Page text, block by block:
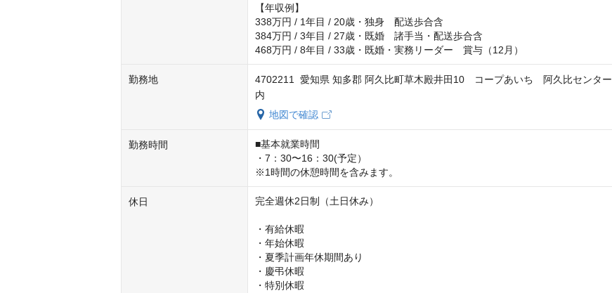
【年収例】
338万円 / 1年目 / 20歳・独身　配送歩合含
384万円 / 3年目 / 27歳・既婚　諸手当・配送歩合含
468万円 / 8年目 / 33歳・既婚・実務リーダー　賞与（12月）
勤務地
4702211 愛知県 知多郡 阿久比町草木殿井田10 コープあいち 阿久比センター
内
地図で確認
勤務時間
■基本就業時間
・7：30〜16：30(予定）
※1時間の休憩時間を含みます。
休日 完全週休2日制（土日休み）
・有給休暇
・年始休暇
・夏季計画年休期間あり
・慶弔休暇
・特別休暇